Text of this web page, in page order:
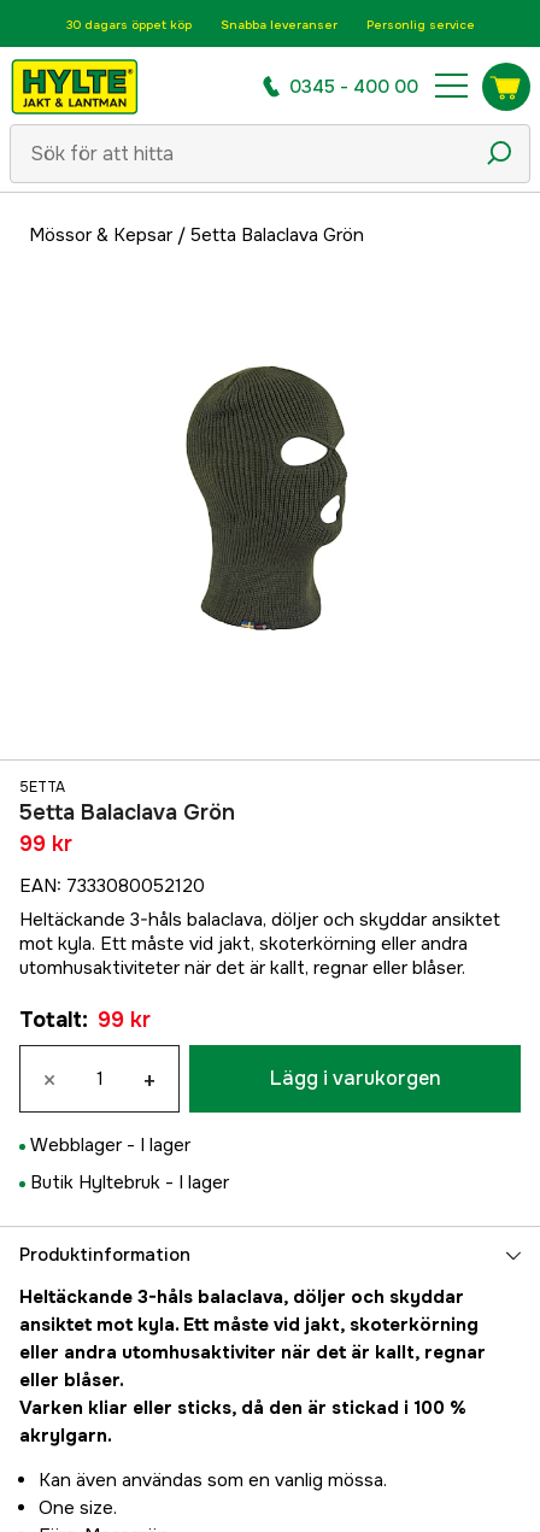
30 dagars öppet köp Snabba leveranser Personlig service
0345 - 400 00
Mössor & Kepsar/ 5etta Balaclava Grön
5ETTA
5etta Balaclava Grön
99 kr
EAN: 7333080052120
Heltäckande 3-håls balaclava, döljer och skyddar ansiktet
mot kyla. Ett måste vid jakt, skoterkörning eller andra
utomhusaktiviteter när det är kallt, regnar eller blåser.
Totalt: 99 kr
× + Lägg i varukorgen
Webblager - I lager
Butik Hyltebruk - I lager
Produktinformation
Heltäckande 3-håls balaclava, döljer och skyddar
ansiktet mot kyla. Ett måste vid jakt, skoterkörning
eller andra utomhusaktiviter när det är kallt, regnar
eller blåser.
Varken kliar eller sticks, då den är stickad i 100 %
akrylgarn.
Kan även användas som en vanlig mössa.
One size.